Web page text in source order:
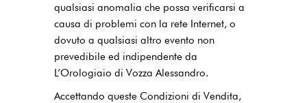
qualsiasi anomalia che possa verificarsi a
causa di problemi con la rete Internet, o
dovuto a qualsiasi altro evento non
prevedibile ed indipendente da
L’Orologiaio di Vozza Alessandro.
Accettando queste Condizioni di Vendita,